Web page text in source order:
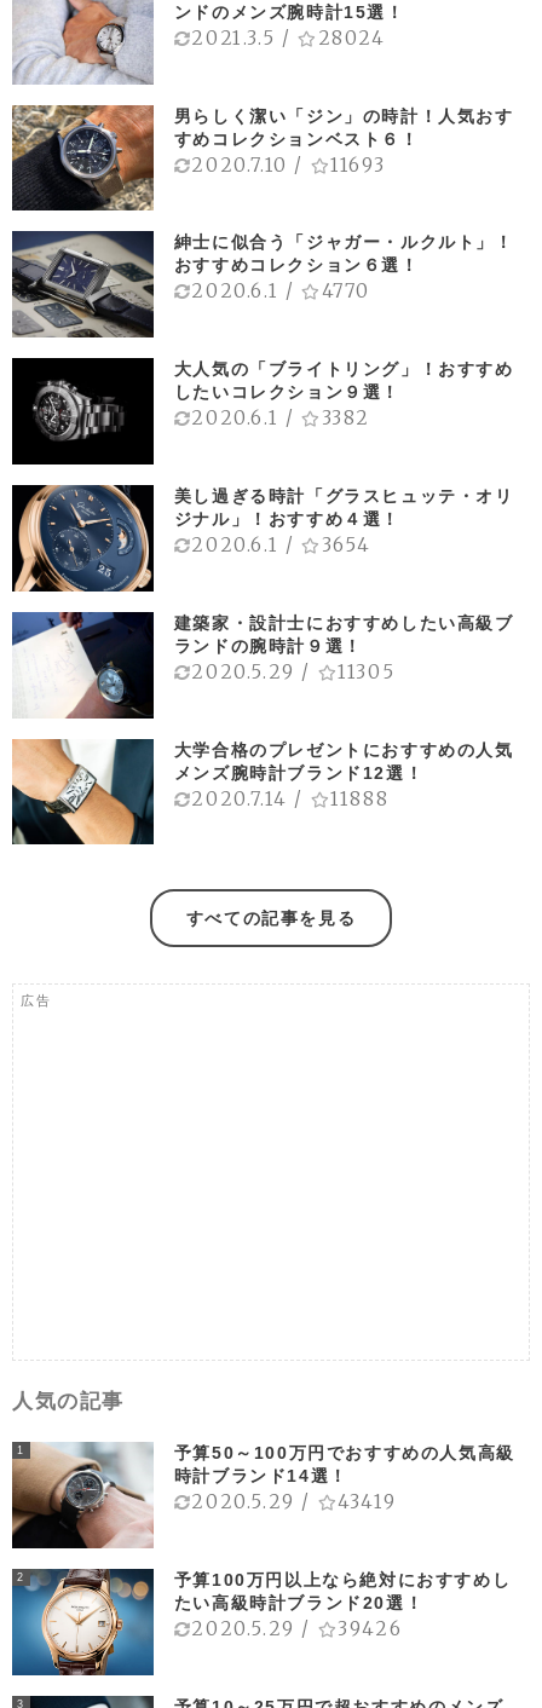
ンドのメンズ腕時計15選！
2021.3.5 / 28024
男らしく潔い「ジン」の時計！人気おす
すめコレクションベスト６！
2020.7.10 / 11693
紳士に似合う「ジャガー・ルクルト」！
おすすめコレクション６選！
2020.6.1 / 4770
大人気の「ブライトリング」！おすすめ
したいコレクション９選！
2020.6.1 / 3382
美し過ぎる時計「グラスヒュッテ・オリ
ジナル」！おすすめ４選！
2020.6.1 / 3654
建築家・設計士におすすめしたい高級ブ
ランドの腕時計９選！
2020.5.29 / 11305
大学合格のプレゼントにおすすめの人気
メンズ腕時計ブランド12選！
2020.7.14 / 11888
すべての記事を見る
広告
人気の記事
1
予算50～100万円でおすすめの人気高級
時計ブランド14選！
2020.5.29 / 43419
2
予算100万円以上なら絶対におすすめし
たい高級時計ブランド20選！
2020.5.29 / 39426
3